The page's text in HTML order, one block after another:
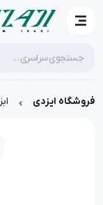
فروشگاه ایزدی